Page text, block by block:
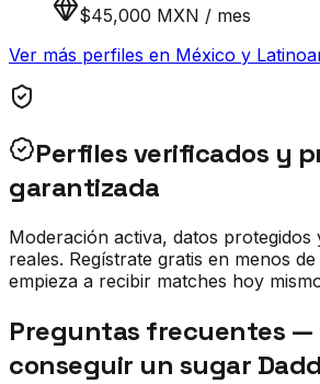
$45,000 MXN / mes
Ver más perfiles en México y
Perfiles verificados y
garantizada
Moderación activa, datos protegidos
reales. Regístrate gratis en menos
empieza a recibir matches hoy
Preguntas frecuentes —
conseguir un sugar